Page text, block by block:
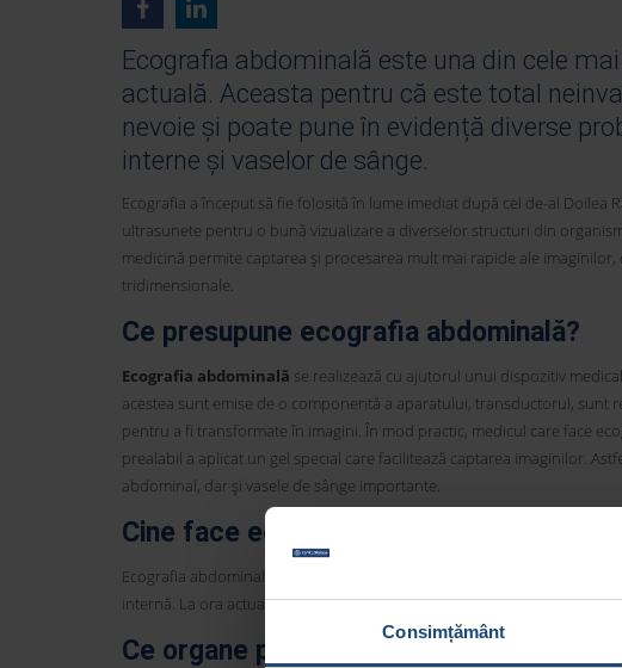
Consimțământ
Ecografia abdominală este una din cele
actuală. Aceasta pentru că este total
nevoie și poate pune în evidență diverse
interne și vaselor de sânge.
Ecografia a început să fie folosită în lume imediat după cel de-al
ultrasunete pentru o bună vizualizare a diverselor structuri din
medicină permite captarea și procesarea mult mai rapide ale
tridimensionale.
Ce presupune ecografia abdominală?
Ecografia abdominală se realizează cu ajutorul unui dispozitiv
acestea sunt emise de o componentă a aparatului, transductorul,
pentru a fi transformate în imagini. În mod practic, medicul care face
prealabil a aplicat un gel special care facilitează captarea imaginilor.
abdominal, dar și vasele de sânge importante.
Cine face ecografia abdominală?
Ecografia abdominală poate fi făcută de către specialiștii în imagistică
internă. La ora actuală, există cursuri speciale prin care medicii pot
Ce organe poate investiga și ce